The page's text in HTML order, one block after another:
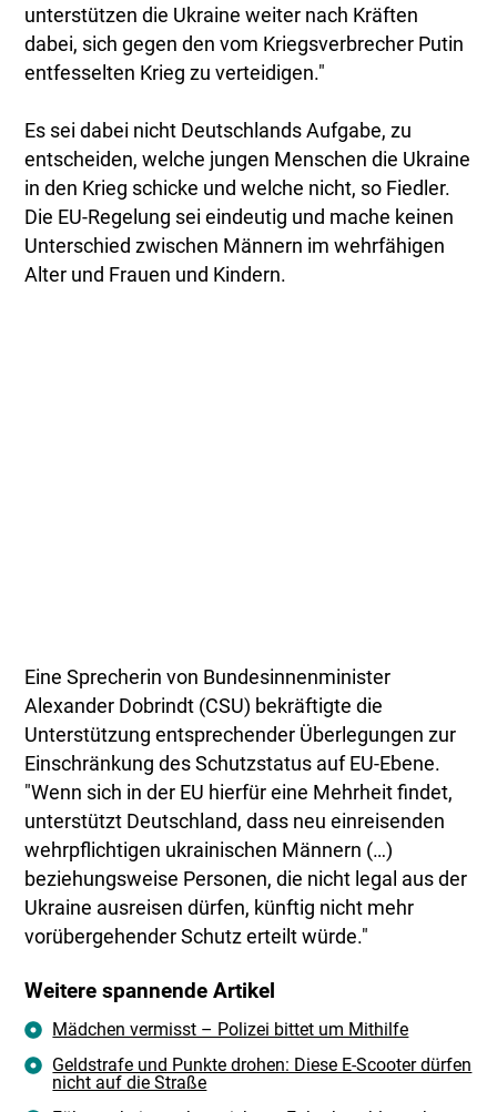
unterstützen die Ukraine weiter nach Kräften
dabei, sich gegen den vom Kriegsverbrecher Putin
entfesselten Krieg zu verteidigen."
Es sei dabei nicht Deutschlands Aufgabe, zu
entscheiden, welche jungen Menschen die Ukraine
in den Krieg schicke und welche nicht, so Fiedler.
Die EU-Regelung sei eindeutig und mache keinen
Unterschied zwischen Männern im wehrfähigen
Alter und Frauen und Kindern.
Eine Sprecherin von Bundesinnenminister
Alexander Dobrindt (CSU) bekräftigte die
Unterstützung entsprechender Überlegungen zur
Einschränkung des Schutzstatus auf EU-Ebene.
"Wenn sich in der EU hierfür eine Mehrheit findet,
unterstützt Deutschland, dass neu einreisenden
wehrpflichtigen ukrainischen Männern (…)
beziehungsweise Personen, die nicht legal aus der
Ukraine ausreisen dürfen, künftig nicht mehr
vorübergehender Schutz erteilt würde."
Weitere spannende Artikel
Mädchen vermisst – Polizei bittet um Mithilfe
Geldstrafe und Punkte drohen: Diese E-Scooter dürfen
nicht auf die Straße